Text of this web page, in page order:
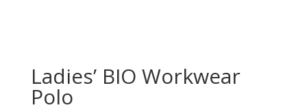
Ladies’ BIO Workwear
Polo